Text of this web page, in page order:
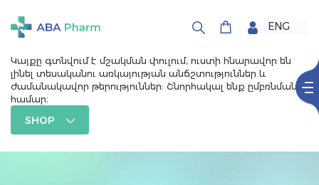
ENG
Կայքը գտնվում է մշակման փուլում, ուստի հնարավոր են
լինել տեսականու առկայության անճշտություններ և
ժամանակավոր թերություններ: Շնորհակալ ենք ըմբռնման
համար։
SHOP